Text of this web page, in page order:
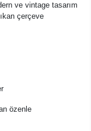
ve vintage tasarım
çerçeve
özenle